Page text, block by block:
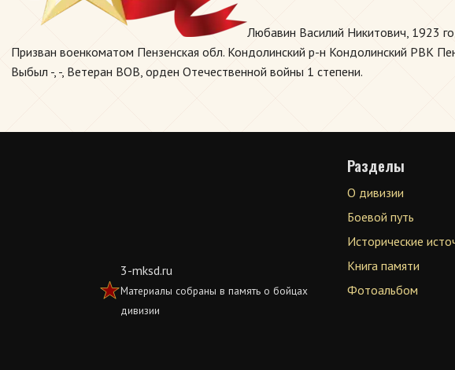
Любавин Василий Никитович, 1923
Призван военкоматом Пензенская обл. Кондолинский р-н Кондолинский РВК
Выбыл -, -, Ветеран ВОВ, орден Отечественной войны 1 степени.
3-mksd.ru
Материалы собраны в память о бойцах
дивизии
Разделы
О дивизии
Боевой путь
Исторические
Книга памяти
Фотоальбом